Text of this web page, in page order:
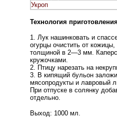
Укроп
Технология
1. Лук нашинковать и
огурцы очистить от
толщиной в 2—3 мм.
кружочками.
2. Птицу нарезать на
3. В кипящий бульон
мясопродукты и лавровый
При отпуске в солянку
отдельно.
Выход: 1000 мл.